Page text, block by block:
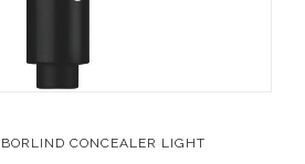
CONCEALER LIGHT